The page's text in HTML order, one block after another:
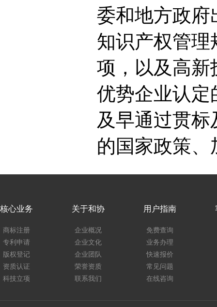
委和地方政府
知识产权管
项，以及高新
优势企业认定
及早通过贯
的国家政策
核心业务
商标注册
专利申请
版权登记
资质认证
科技立项
关于和协
企业概况
企业文化
企业团队
荣誉资质
联系我们
用户指南
免费查询
业务办理
快速报价
常见问题
在线咨询